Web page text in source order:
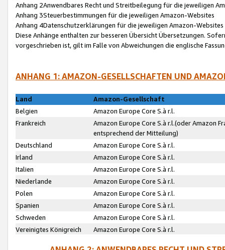
Anhang 2Anwendbares Recht und Streitbeilegung für die jeweiligen
Anhang 3Steuerbestimmungen für die jeweiligen Amazon-Websites
Anhang 4Datenschutzerklärungen für die jeweiligen Amazon-Websites
Diese Anhänge enthalten zur besseren Übersicht Übersetzungen.
vorgeschrieben ist, gilt im Falle von Abweichungen die englische
ANHANG 1: AMAZON-GESELLSCHAFTEN UND
Land
Amazon-Gesellschaft
Belgien
Amazon Europe Core S.à r.l.
Frankreich
Amazon Europe Core S.à r.l.(oder Amazon
entsprechend der Mitteilung)
Deutschland
Amazon Europe Core S.à r.l.
Irland
Amazon Europe Core S.à r.l.
Italien
Amazon Europe Core S.à r.l.
Niederlande
Amazon Europe Core S.à r.l.
Polen
Amazon Europe Core S.à r.l.
Spanien
Amazon Europe Core S.à r.l.
Schweden
Amazon Europe Core S.à r.l.
Vereinigtes Königreich
Amazon Europe Core S.à r.l.